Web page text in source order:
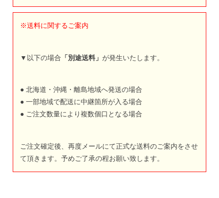
※送料に関するご案内
▼以下の場合 「別途送料」 が発生いたします。
● 北海道・沖縄・離島地域へ発送の場合
● 一部地域で配送に中継箇所が入る場合
● ご注文数量により複数個口となる場合
ご注文確定後、再度メールにて正式な送料のご案内をさせ
て頂きます。予めご了承の程お願い致します。